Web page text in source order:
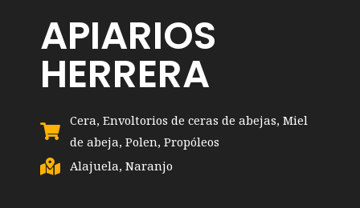
APIARIOS
HERRERA
Cera, Envoltorios de ceras de abejas, Miel
de abeja, Polen, Propóleos
Alajuela, Naranjo